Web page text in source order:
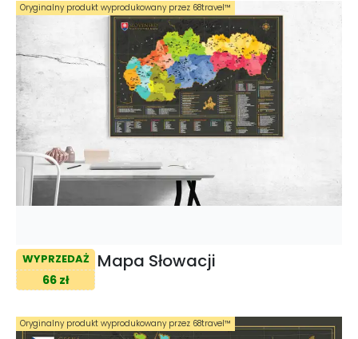
WYPRZEDAŻ
66 zł
Mapa Słowacji
Oryginalny produkt wyprodukowany przez 68travel™️
Oryginalny produkt wyprodukowany przez 68travel™️